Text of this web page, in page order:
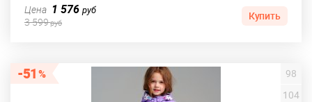
Цена 1 576 руб
3 599руб
Купить
51
98
104